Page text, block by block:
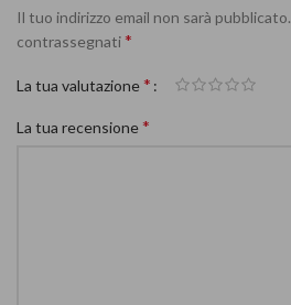
Il tuo indirizzo email non sarà pubblicato.
contrassegnati*
La tua valutazione*
La tua recensione*